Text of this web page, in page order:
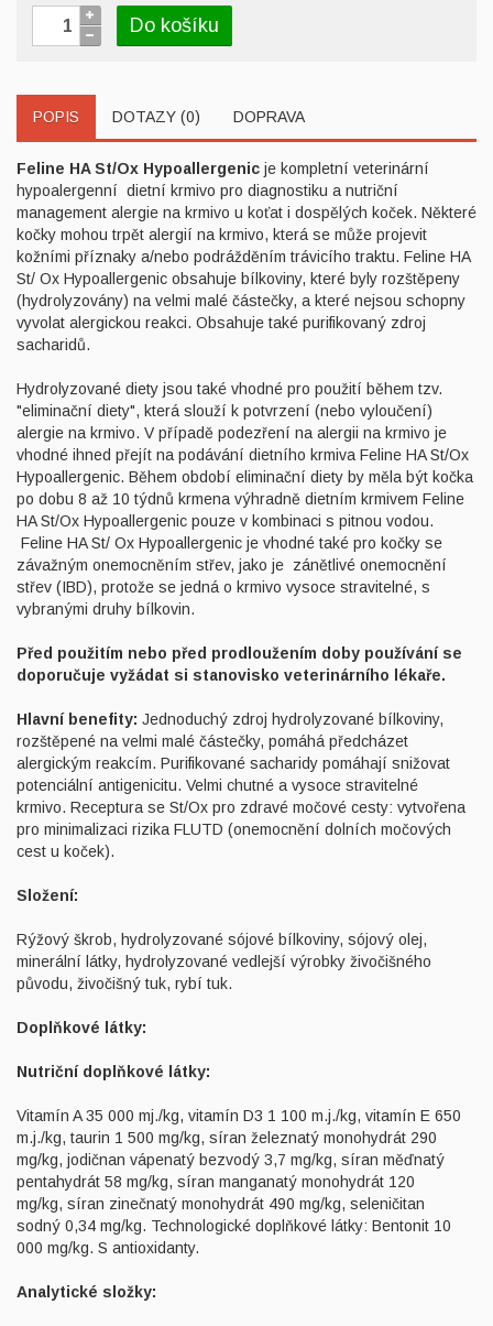
Do košíku
POPIS DOTAZY (0) DOPRAVA
Feline HA St/Ox Hypoallergenic je kompletní veterinární
hypoalergenní dietní krmivo pro diagnostiku a nutriční
management alergie na krmivo u koťat i dospělých koček. Některé
kočky mohou trpět alergií na krmivo, která se může projevit
kožními příznaky a/nebo podrážděním trávicího traktu. Feline HA
St/ Ox Hypoallergenic obsahuje bílkoviny, které byly rozštěpeny
(hydrolyzovány) na velmi malé částečky, a které nejsou schopny
vyvolat alergickou reakci. Obsahuje také purifikovaný zdroj
sacharidů.
Hydrolyzované diety jsou také vhodné pro použití během tzv.
"eliminační diety", která slouží k potvrzení (nebo vyloučení)
alergie na krmivo. V případě podezření na alergii na krmivo je
vhodné ihned přejít na podávání dietního krmiva Feline HA St/Ox
Hypoallergenic. Během období eliminační diety by měla být kočka
po dobu 8 až 10 týdnů krmena výhradně dietním krmivem Feline
HA St/Ox Hypoallergenic pouze v kombinaci s pitnou vodou.
Feline HA St/ Ox Hypoallergenic je vhodné také pro kočky se
závažným onemocněním střev, jako je zánětlivé onemocnění
střev (IBD), protože se jedná o krmivo vysoce stravitelné, s
vybranými druhy bílkovin.
Před použitím nebo před prodloužením doby používání se
doporučuje vyžádat si stanovisko veterinárního lékaře.
Hlavní benefity: Jednoduchý zdroj hydrolyzované bílkoviny,
rozštěpené na velmi malé částečky, pomáhá předcházet
alergickým reakcím. Purifikované sacharidy pomáhají snižovat
potenciální antigenicitu. Velmi chutné a vysoce stravitelné
krmivo. Receptura se St/Ox pro zdravé močové cesty: vytvořena
pro minimalizaci rizika FLUTD (onemocnění dolních močových
cest u koček).
Složení:
Rýžový škrob, hydrolyzované sójové bílkoviny, sójový olej,
minerální látky, hydrolyzované vedlejší výrobky živočišného
původu, živočišný tuk, rybí tuk.
Doplňkové látky:
Nutriční doplňkové látky:
Vitamín A 35 000 mj./kg, vitamín D3 1 100 m.j./kg, vitamín E 650
m.j./kg, taurin 1 500 mg/kg, síran železnatý monohydrát 290
mg/kg, jodičnan vápenatý bezvodý 3,7 mg/kg, síran měďnatý
pentahydrát 58 mg/kg, síran manganatý monohydrát 120
mg/kg, síran zinečnatý monohydrát 490 mg/kg, seleničitan
sodný 0,34 mg/kg. Technologické doplňkové látky: Bentonit 10
000 mg/kg. S antioxidanty.
Analytické složky: